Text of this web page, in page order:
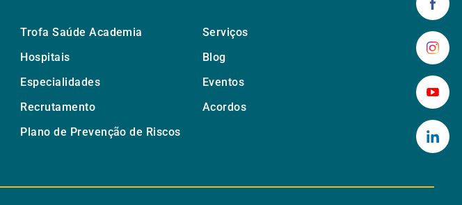
Trofa Saúde Academia
Serviços
Hospitais
Blog
Especialidades
Eventos
Recrutamento
Acordos
Plano de Prevenção de Riscos